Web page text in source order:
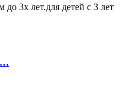
3х лет.для детей с 3 лет